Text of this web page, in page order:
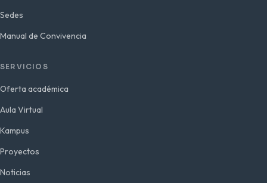
Sedes
Manual de Convivencia
SERVICIOS
Oferta académica
Aula Virtual
Kampus
Proyectos
Noticias